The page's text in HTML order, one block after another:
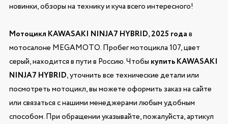
новинки, обзоры на технику и куча всего интересного!
Мотоцикл KAWASAKI NINJA7 HYBRID, 2025 годав
мотосалоне MEGAMOTO. Пробег мотоцикла 107, цвет
серый, находится в пути в Россию. Чтобы купить KAWASAKI
NINJA7 HYBRID, уточнить все технические детали или
посмотреть мотоцикл, вы можете оформить заказ на сайте
или связаться с нашими менеджерами любым удобным
способом. При обращении указывайте, пожалуйста, артикул